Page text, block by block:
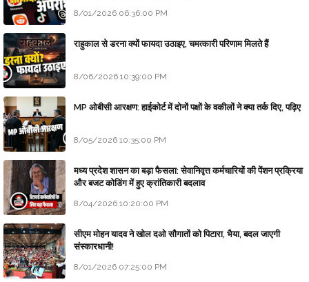
8/01/2026 06:36:00 PM
राहुकाल से डरना क्यों फायदा उठाइए, चमत्कारी परिणाम मिलते हैं
8/06/2026 10:39:00 PM
MP ओबीसी आरक्षण: हाईकोर्ट में दोनों पक्षों के वकीलों ने क्या तर्क दिए, पढ़िए
8/05/2026 10:35:00 PM
मध्य प्रदेश शासन का बड़ा फैसला: सेवानिवृत्त कर्मचारियों की पेंशन प्रक्रिया
और बजट कोडिंग में हुए क्रांतिकारी बदलाव
8/04/2026 10:20:00 PM
सीएम मोहन यादव ने खोल दओ सौगातों को पिटारा, भैया, बदल जाएगी
संस्कारधानी!
8/01/2026 07:25:00 PM